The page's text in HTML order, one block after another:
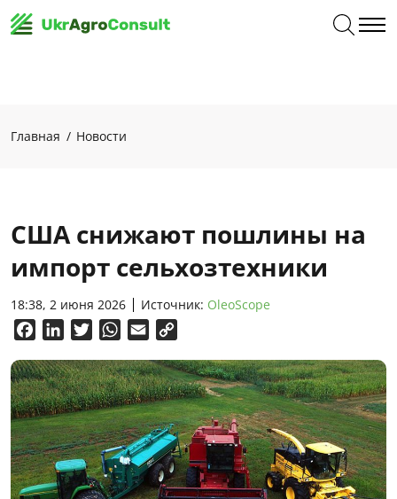
Главная Новости
США снижают пошлины на
импорт сельхозтехники
18:38, 2 июня 2026 Источник: OleoScope
FacebookLinkedInTwitterWhatsApp
Email